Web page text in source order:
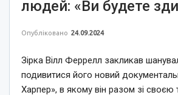
людей: «Ви будете
Опубліковано 24.09.2024
Зірка Вілл Феррелл закликав
подивитися його новий
Харпер», в якому він разом зі